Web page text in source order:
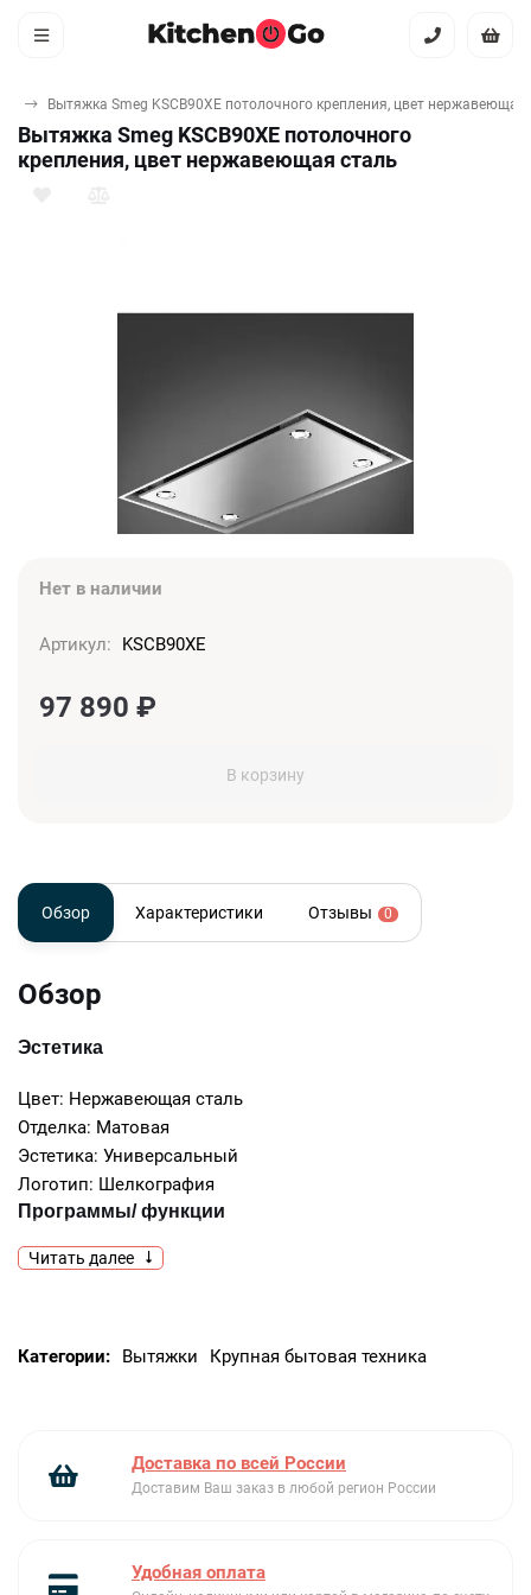
Вытяжка Smeg KSCB90XE потолочного крепления, цвет нержавеющая
Вытяжка Smeg KSCB90XE потолочного
крепления, цвет нержавеющая сталь
Нет в наличии
Артикул: KSCB90XE
97 890 ₽
В корзину
Обзор Характеристики Отзывы 0
Обзор
Эстетика
Цвет: Нержавеющая сталь
Отделка: Матовая
Эстетика: Универсальный
Логотип: Шелкография
Программы/ функции
Количество скоростей: 3
Управление: Электронное управление (кнопки)
Тип подсветки: LED
Максимальная производительность: 820
Мощность мотора: 275 Вт
Читать далее
Категории: Вытяжки Крупная бытовая техника
Доставка по всей России
Доставим Ваш заказ в любой регион России
Удобная оплата